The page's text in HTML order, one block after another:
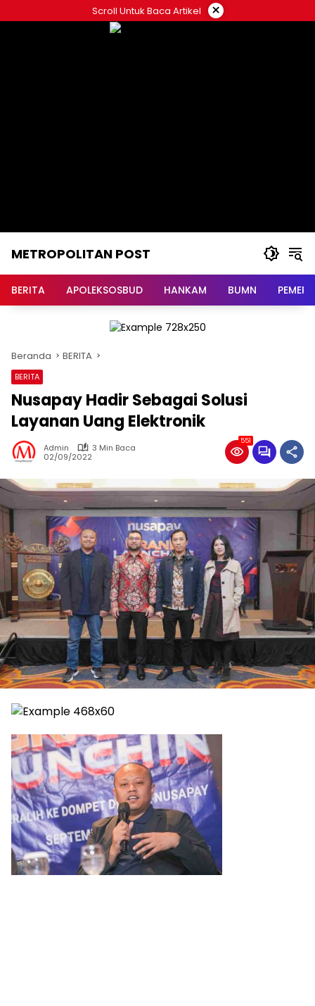
ke
Scroll Untuk Baca Artikel ×
METROPOLITAN POST
BERITA APOLEKSOSBUD HANKAM BUMN
Beranda BERITA
BERITA
Nusapay Hadir Sebagai Solusi
Layanan Uang Elektronik
Admin
3 Min Baca
02/09/2022
551